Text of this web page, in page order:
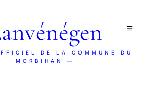
DE LA COMMUNE DU
MORBIHAN —